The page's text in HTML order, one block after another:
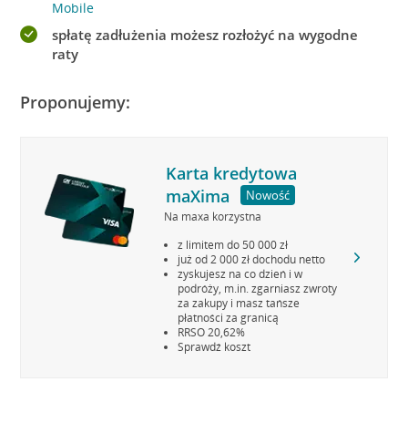
Mobile
spłatę zadłużenia możesz rozłożyć na wygodne
raty
Proponujemy:
Karta kredytowa
maXima
Nowość
Na maxa korzystna
z limitem do 50 000 zł
już od 2 000 zł dochodu netto
zyskujesz na co dzień i w
podróży, m.in. zgarniasz zwroty
za zakupy i masz tańsze
płatności za granicą
RRSO 20,62%
Sprawdź koszt